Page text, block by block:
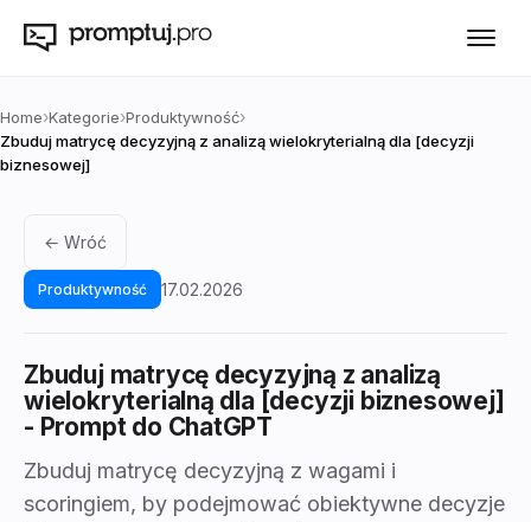
Home›Kategorie›Produktywność›
Zbuduj matrycę decyzyjną z analizą wielokryterialną dla [decyzji
biznesowej]
← Wróć
Produktywność 17.02.2026
Zbuduj matrycę decyzyjną z analizą
wielokryterialną dla [decyzji biznesowej]
- Prompt do ChatGPT
Zbuduj matrycę decyzyjną z wagami i
scoringiem, by podejmować obiektywne decyzje